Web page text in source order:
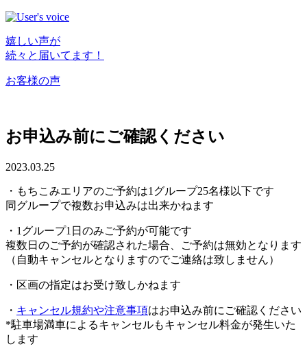
嬉しい声が
続々と届いてます！
お客様の声
お申込み前にご確認ください
2023.03.25
・もちこみエリアのご予約は1グループ25名様以下です
同グループで複数お申込みは出来かねます
・1グループ1日のみご予約が可能です
複数日のご予約が確認された場合、ご予約は無効となります
（自動キャンセルとなりますのでご連絡は致しません）
・区画の指定はお受け致しかねます
・ キャンセル規約や注意事項はお申込み前にご確認ください
*駐車場満車によるキャンセルもキャンセル料金が発生いた
します